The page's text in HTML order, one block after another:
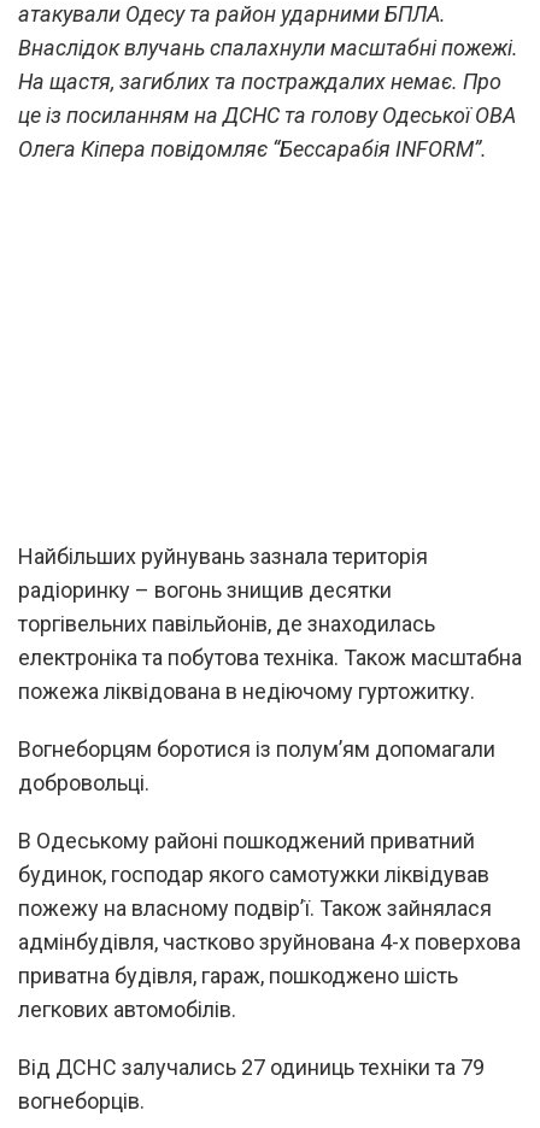
атакували Одесу та район ударними БПЛА.
Внаслідок влучань спалахнули масштабні пожежі.
На щастя, загиблих та постраждалих немає. Про
це із посиланням на ДСНС та голову Одеської ОВА
Олега Кіпера повідомляє “Бессарабія INFORM”.
Найбільших руйнувань зазнала територія
радіоринку – вогонь знищив десятки
торгівельних павільйонів, де знаходилась
електроніка та побутова техніка. Також масштабна
пожежа ліквідована в недіючому гуртожитку.
Вогнеборцям боротися із полум’ям допомагали
добровольці.
В Одеському районі пошкоджений приватний
будинок, господар якого самотужки ліквідував
пожежу на власному подвірʼї. Також зайнялася
адмінбудівля, частково зруйнована 4-х поверхова
приватна будівля, гараж, пошкоджено шість
легкових автомобілів.
Від ДСНС залучались 27 одиниць техніки та 79
вогнеборців.